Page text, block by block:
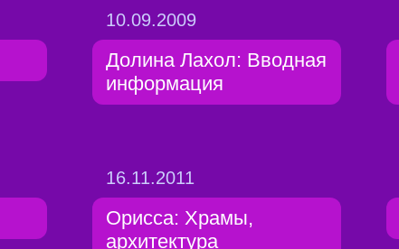
10.09.2009
Долина Лахол: Вводная
информация
16.11.2011
Орисса: Храмы,
архитектура